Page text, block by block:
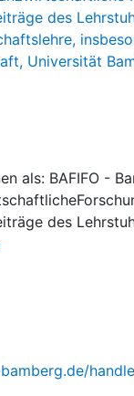
des
Universität
als: BAFIFO -
des